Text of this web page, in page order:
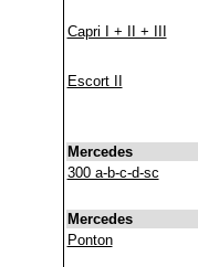
Capri I + II + III
Escort II
Mercedes
300 a-b-c-d-sc
Mercedes
Ponton